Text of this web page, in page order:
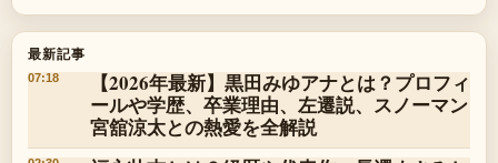
最新記事
07:18
【2026年最新】黒田みゆアナとは？プロフィ
ールや学歴、卒業理由、左遷説、スノーマン
宮舘涼太との熱愛を全解説